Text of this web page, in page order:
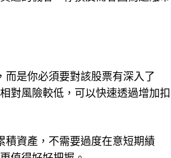
進的機會，停損反而會因為遠離市
而是你必須要對該股票有深入了
對風險較低，可以快速透過增加扣
資產，不需要過度在意短期績